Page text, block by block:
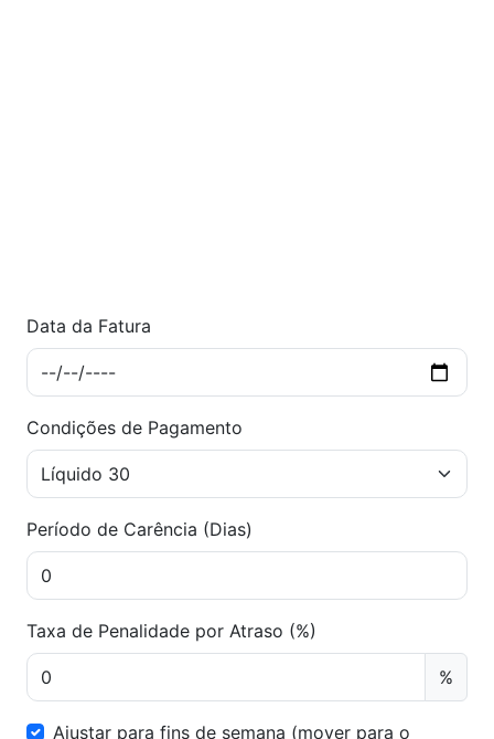
Data da Fatura
Condições de Pagamento
Período de Carência (Dias)
Taxa de Penalidade por Atraso (%)
%
Ajustar para fins de semana (mover para o